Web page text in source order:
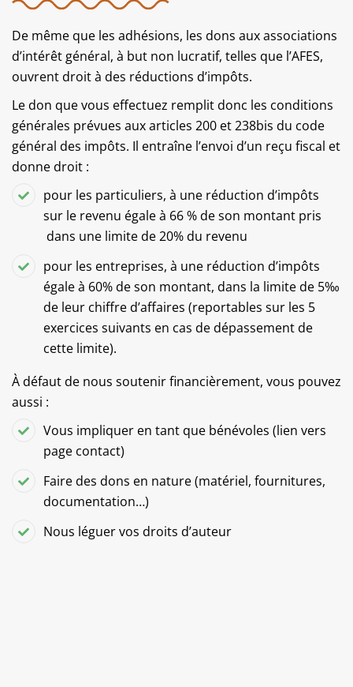
De même que les adhésions, les dons aux associations
d’intérêt général, à but non lucratif, telles que l’AFES,
ouvrent droit à des réductions d’impôts.
Le don que vous effectuez remplit donc les conditions
générales prévues aux articles 200 et 238bis du code
général des impôts. Il entraîne l’envoi d’un reçu fiscal et
donne droit :
pour les particuliers, à une réduction d’impôts
sur le revenu égale à 66 % de son montant pris
dans une limite de 20% du revenu
pour les entreprises, à une réduction d’impôts
égale à 60% de son montant, dans la limite de 5‰
de leur chiffre d’affaires (reportables sur les 5
exercices suivants en cas de dépassement de
cette limite).
À défaut de nous soutenir financièrement, vous pouvez
aussi :
Vous impliquer en tant que bénévoles (lien vers
page contact)
Faire des dons en nature(matériel, fournitures,
documentation…)
Nous léguer vos droits d’auteur